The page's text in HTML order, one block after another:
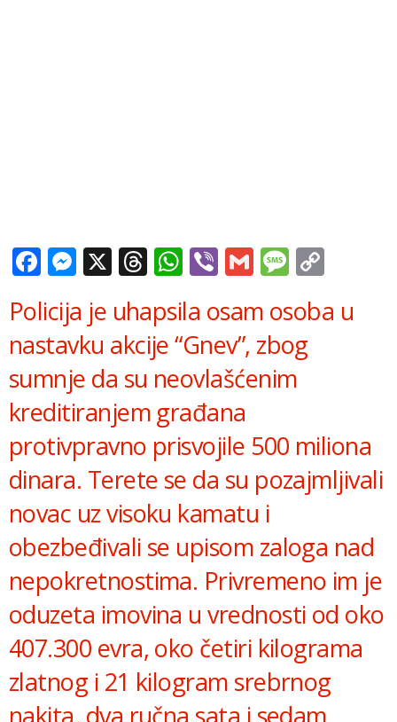
Facebook
Messenger
X Threads
WhatsApp
ViberGmail
Policija je uhapsila osam osoba u
nastavku akcije “Gnev”, zbog
sumnje da su neovlašćenim
kreditiranjem građana
protivpravno prisvojile 500 miliona
dinara. Terete se da su pozajmljivali
novac uz visoku kamatu i
obezbeđivali se upisom zaloga nad
nepokretnostima. Privremeno im je
oduzeta imovina u vrednosti od oko
407.300 evra, oko četiri kilograma
zlatnog i 21 kilogram srebrnog
nakita, dva ručna sata i sedam